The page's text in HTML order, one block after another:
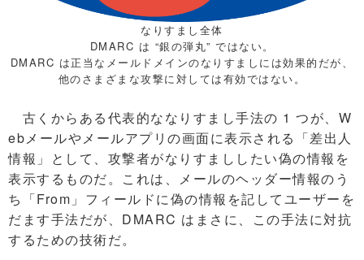
なりすまし全体
DMARC は “銀の弾丸” ではない。
DMARC は正当なメールドメインのなりすましには効果的だが、
他のさまざまな攻撃に対しては有効ではない。
古くからある代表的ななりすまし手法の 1 つが、W
ebメールやメールアプリの画面に表示される「差出人
情報」として、攻撃者がなりすまししたい偽の情報を
表示するものだ。これは、メールのヘッダー情報のう
ち「From」フィールドに偽の情報を記してユーザーを
だます手法だが、DMARC はまさに、この手法に対抗
するための技術だ。